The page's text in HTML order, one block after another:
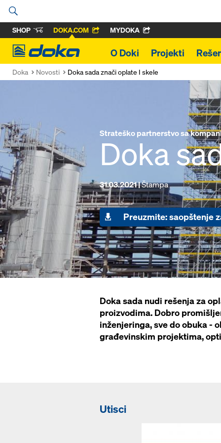
SHOP DOKA.COM MYDOKA
Doka
O Doki Projekti
Doka Novosti Doka sada znači oplate I skele
Strateško partnerstvo sa
Doka
31.03.2021 |Štampa
Preuzmite: saopštenje
Doka sada nudi rešenja za
proizvodima. Dobro
inženjeringa, sve do obuka -
građevinskim projektima,
Utisci